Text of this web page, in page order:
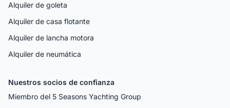
Alquiler de goleta
Alquiler de casa flotante
Alquiler de lancha motora
Alquiler de neumática
Nuestros socios de confianza
Miembro del 5 Seasons Yachting Group